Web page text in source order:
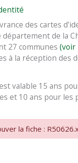
des cartes
département de la
27 communes(voir
à la réception des
valable 15 ans
et 10 ans pour les
la fiche :